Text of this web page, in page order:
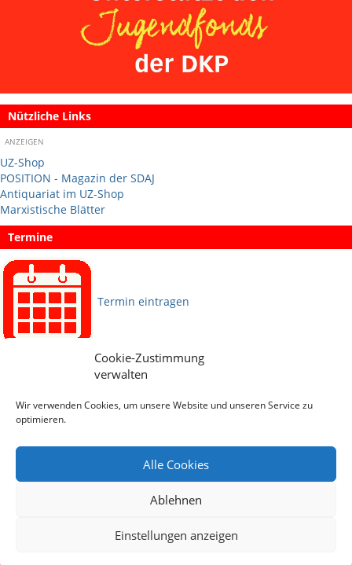
Cookie-Zustimmung
verwalten
Wir verwenden Cookies, um unsere Website und unseren Service zu
optimieren.
Alle Cookies
Ablehnen
Einstellungen anzeigen
Nützliche Links
ANZEIGEN
UZ-Shop
POSITION - Magazin der SDAJ
Antiquariat im UZ-Shop
Marxistische Blätter
Termine
Termin eintragen
Social Media
Datenschutz